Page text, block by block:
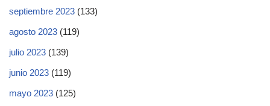
septiembre 2023 (133)
agosto 2023 (119)
julio 2023 (139)
junio 2023 (119)
mayo 2023 (125)